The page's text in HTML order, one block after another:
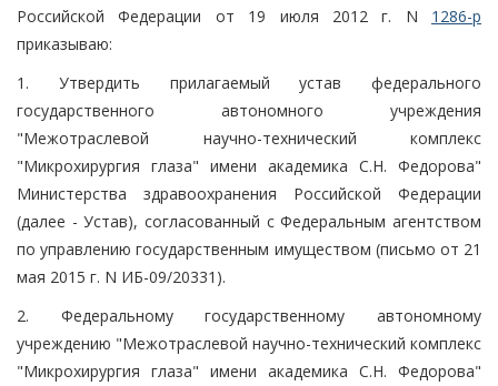
Российской Федерации от 19 июля 2012 г. N 1286-р
приказываю:
1. Утвердить прилагаемый устав федерального
государственного автономного учреждения
"Межотраслевой научно-технический комплекс
"Микрохирургия глаза" имени академика С.Н. Федорова"
Министерства здравоохранения Российской Федерации
(далее - Устав), согласованный с Федеральным агентством
по управлению государственным имуществом (письмо от 21
мая 2015 г. N ИБ-09/20331).
2. Федеральному государственному автономному
учреждению "Межотраслевой научно-технический комплекс
"Микрохирургия глаза" имени академика С.Н. Федорова"